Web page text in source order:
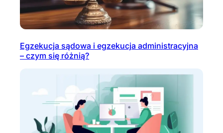
Egzekucja sądowa i egzekucja administracyjna
– czym się różnią?